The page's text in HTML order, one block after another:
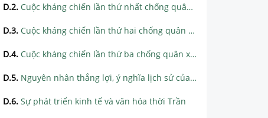
D.2. Cuộc kháng chiến lần thứ nhất chống quân xâm lược Mông Cổ (1258
D.3. Cuộc kháng chiến lần thứ hai chống quân xâm lược Nguyên (1285)
D.4. Cuộc kháng chiến lần thứ ba chống quân xâm lược Nguyên (1287 – 1288)
D.5. Nguyên nhân thắng lợi, ý nghĩa lịch sử của ba lần kháng chiến chống quân xâm lược Mông – Nguyên.
D.6. Sự phát triển kinh tế và văn hóa thời Trần